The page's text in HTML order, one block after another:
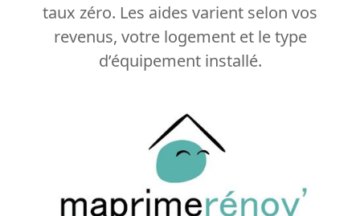
taux zéro. Les aides varient selon vos
revenus, votre logement et le type
d’équipement installé.